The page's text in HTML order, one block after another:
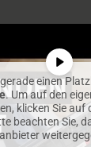
einen
. Um auf den
klicken Sie auf
beachten Sie,